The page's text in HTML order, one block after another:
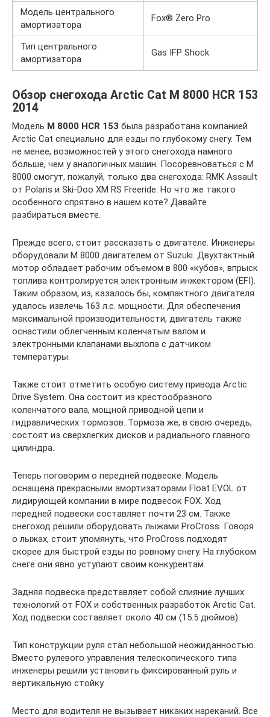
Модель центрального
амортизатора
Fox® Zero Pro
Тип центрального
амортизатора
Gas IFP Shock
Обзор снегохода Arctic Cat M 8000 HCR 153
2014
Модель M 8000 HCR 153 была разработана компанией
Arctic Cat специально для езды по глубокому снегу. Тем
не менее, возможностей у этого снегохода намного
больше, чем у аналогичных машин. Посоревноваться с M
8000 смогут, пожалуй, только два снегохода: RMK Assault
от Polaris и Ski-Doo XM RS Freeride. Но что же такого
особенного спрятано в нашем коте? Давайте
разбираться вместе.
Прежде всего, стоит рассказать о двигателе. Инженеры
оборудовали M 8000 двигателем от Suzuki. Двухтактный
мотор обладает рабочим объемом в 800 «кубов», впрыск
топлива контролируется электронным инжектором (EFI).
Таким образом, из, казалось бы, компактного двигателя
удалось извлечь 163 л.с. мощности. Для обеспечения
максимальной производительности, двигатель также
оснастили облегченным коленчатым валом и
электронными клапанами выхлопа с датчиком
температуры.
Также стоит отметить особую систему привода Arctic
Drive System. Она состоит из крестообразного
коленчатого вала, мощной приводной цепи и
гидравлических тормозов. Тормоза же, в свою очередь,
состоят из сверхлегких дисков и радиального главного
цилиндра.
Теперь поговорим о передней подвеске. Модель
оснащена прекрасными амортизаторами Float EVOL от
лидирующей компании в мире подвесок FOX. Ход
передней подвески составляет почти 23 см. Также
снегоход решили оборудовать лыжами ProCross. Говоря
о лыжах, стоит упомянуть, что ProCross подходят
скорее для быстрой езды по ровному снегу. На глубоком
снеге они явно уступают своим конкурентам.
Задняя подвеска представляет собой слияние лучших
технологий от FOX и собственных разработок Arctic Cat.
Ход подвески составляет около 40 см (15.5 дюймов).
Тип конструкции руля стал небольшой неожиданностью.
Вместо рулевого управления телескопического типа
инженеры решили установить фиксированный руль и
вертикальную стойку.
Место для водителя не вызывает никаких нареканий. Все